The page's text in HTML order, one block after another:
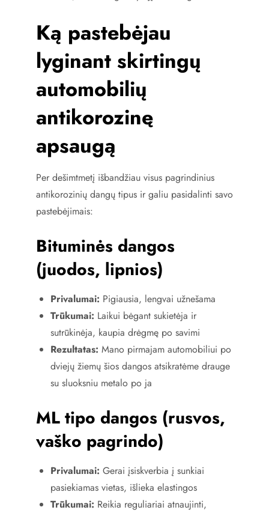
Ką pastebėjau
lyginant skirtingų
automobilių
antikorozinę
apsaugą
Per dešimtmetį išbandžiau visus pagrindinius
antikorozinių dangų tipus ir galiu pasidalinti savo
pastebėjimais:
Bituminės dangos
(juodos, lipnios)
Privalumai: Pigiausia, lengvai užnešama
Trūkumai: Laikui bėgant sukietėja ir
sutrūkinėja, kaupia drėgmę po savimi
Rezultatas: Mano pirmajam automobiliui po
dviejų žiemų šios dangos atsikratėme drauge
su sluoksniu metalo po ja
ML tipo dangos (rusvos,
vaško pagrindo)
Privalumai: Gerai įsiskverbia į sunkiai
pasiekiamas vietas, išlieka elastingos
Trūkumai: Reikia reguliariai atnaujinti,